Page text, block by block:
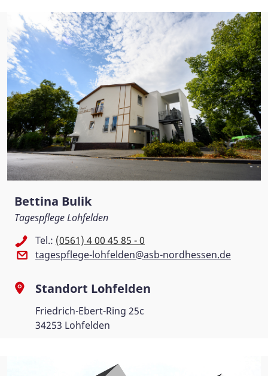
Bettina Bulik
Tagespflege Lohfelden
Tel.: (0561) 4 00 45 85 - 0
tagespflege-lohfelden@asb-nordhessen.de
Standort Lohfelden
Friedrich-Ebert-Ring 25c
34253 Lohfelden